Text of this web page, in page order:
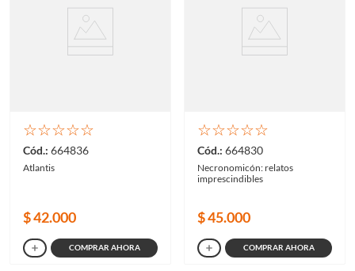
☆☆☆☆☆
664836
Atlantis
$42.000
COMPRAR AHORA
☆☆☆☆☆
664830
Necronomicón: relatos
imprescindibles
$45.000
COMPRAR AHORA